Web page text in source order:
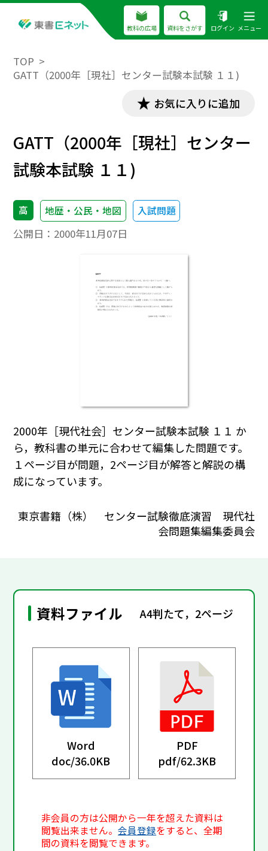
教科の広場 資料をさがす ログイン メニュー
TOP
GATT（2000年［現社］センター試験本試験 １１)
お気に入りに追加
GATT（2000年［現社］センター
試験本試験 １１)
高 地歴・公民・地図 入試問題
公開日： 2000年11月07日
2000年［現代社会］センター試験本試験 １１ か
ら，教科書の単元に合わせて編集した問題です。
１ページ目が問題，2ページ目が解答と解説の構
成になっています。
東京書籍（株） センター試験徹底演習 現代社
会問題集編集委員会
資料ファイル A4判たて，2ページ
Word
doc/36.0KB
PDF
pdf/62.3KB
非会員の方は公開から一年を超えた資料は
閲覧出来ません。会員登録をすると、全期
間の資料を閲覧できます。